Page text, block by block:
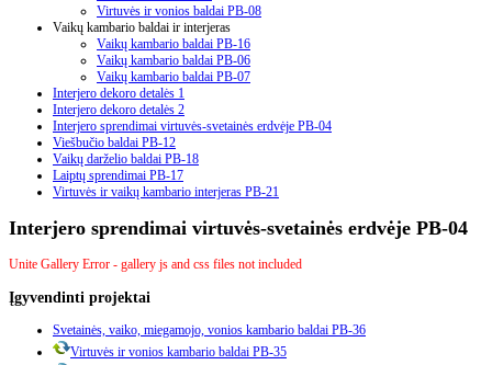
Virtuvės ir vonios baldai PB-08
Vaikų kambario baldai ir interjeras
Vaikų kambario baldai PB-16
Vaikų kambario baldai PB-06
Vaikų kambario baldai PB-07
Interjero dekoro detalės 1
Interjero dekoro detalės 2
Interjero sprendimai virtuvės-svetainės erdvėje PB-04
Viešbučio baldai PB-12
Vaikų darželio baldai PB-18
Laiptų sprendimai PB-17
Virtuvės ir vaikų kambario interjeras PB-21
Interjero sprendimai virtuvės-svetainės erdvėje PB-04
Unite Gallery Error - gallery js and css files not included
Įgyvendinti projektai
Svetainės, vaiko, miegamojo, vonios kambario baldai PB-36
Virtuvės ir vonios kambario baldai PB-35